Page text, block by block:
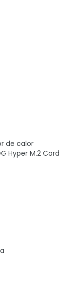
de calor
Hyper M.2 Card